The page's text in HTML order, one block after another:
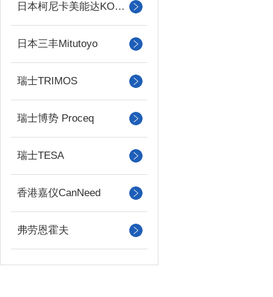
日本柯尼卡美能达KONICA MINOLTA
日本三丰Mitutoyo
瑞士TRIMOS
瑞士博势 Proceq
瑞士TESA
香港嘉仪CanNeed
弗劳恩霍夫